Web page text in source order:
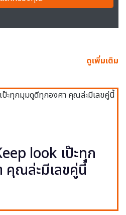
ดูเพิ่มเติม
look เป๊ะทุก
ณล่ะมีเลขคู่นี้